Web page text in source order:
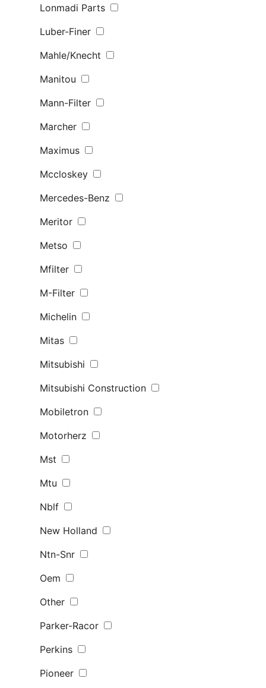
Lonmadi Parts
Luber-Finer
Mahle/Knecht
Manitou
Mann-Filter
Marcher
Maximus
Mccloskey
Mercedes-Benz
Meritor
Metso
Mfilter
M-Filter
Michelin
Mitas
Mitsubishi
Mitsubishi Construction
Mobiletron
Motorherz
Mst
Mtu
Nblf
New Holland
Ntn-Snr
Oem
Other
Parker-Racor
Perkins
Pioneer